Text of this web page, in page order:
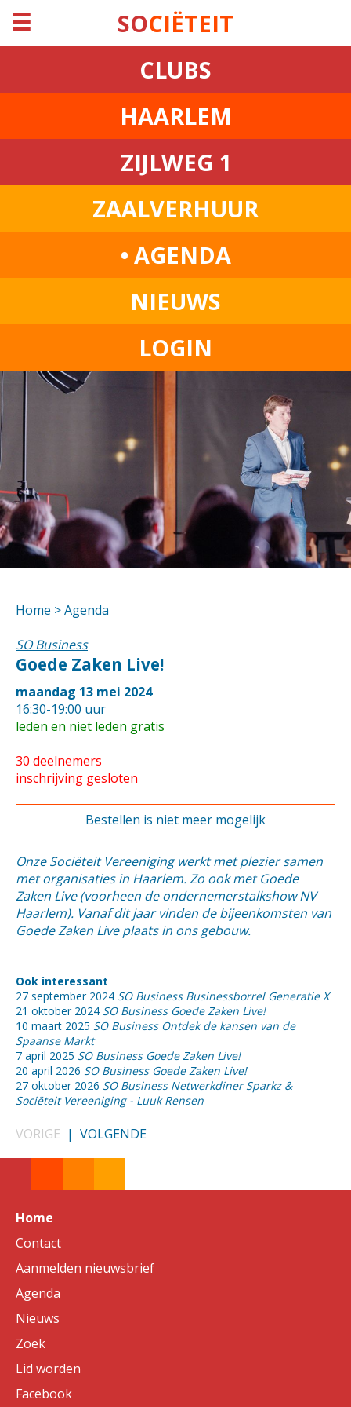
☰ SOCIËTEIT
CLUBS
HAARLEM
ZIJLWEG 1
ZAALVERHUUR
• AGENDA
NIEUWS
LOGIN
Home >Agenda
SO Business
Goede Zaken Live!
maandag 13 mei 2024
16:30-19:00 uur
leden en niet leden gratis
30 deelnemers
inschrijving gesloten
Bestellen is niet meer mogelijk
Onze Sociëteit Vereeniging werkt met plezier samen
met organisaties in Haarlem. Zo ook met Goede
Zaken Live (voorheen de ondernemerstalkshow NV
Haarlem). Vanaf dit jaar vinden de bijeenkomsten van
Goede Zaken Live plaats in ons gebouw.
Ook interessant
27 september 2024 SO Business Businessborrel Generatie X
21 oktober 2024 SO Business Goede Zaken Live!
10 maart 2025 SO Business Ontdek de kansen van de
Spaanse Markt
7 april 2025 SO Business Goede Zaken Live!
20 april 2026 SO Business Goede Zaken Live!
27 oktober 2026 SO Business Netwerkdiner Sparkz &
Sociëteit Vereeniging - Luuk Rensen
VORIGE | VOLGENDE
Home
Contact
Aanmelden nieuwsbrief
Agenda
Nieuws
Zoek
Lid worden
Facebook